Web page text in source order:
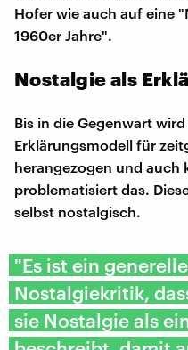
Hofer wie auch auf eine
1960er Jahre".
Nostalgie als
Bis in die Gegenwart
Erklärungsmodell für
herangezogen und auch
problematisiert das.
selbst nostalgisch.
"Es ist ein
Nostalgiekritik,
sie Nostalgie als